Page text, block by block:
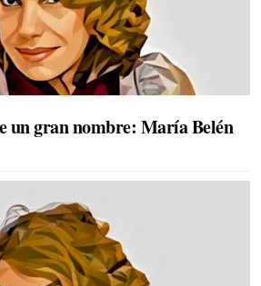
un gran nombre: María Belén